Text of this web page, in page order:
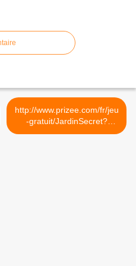
http://www.prizee.com/fr/jeu
-gratuit/JardinSecret?
idt=312 >